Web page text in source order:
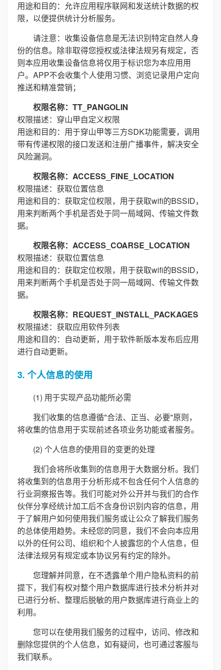
用途和目的：允许应用程序联网和发送统计数据的权
限，以便提供统计分析服务。
请注意：收集设备信息是无法识别特定自然人身
份的信息。除非取得您授权或法律法规另有规定，否
则本应用收集设备信息将仅用于标识您为本应用用
户。APP不会收集个人使用习惯、浏览记录用户定向
推送和精准营销；
权限名称：TT_PANGOLIN
权限描述：穿山甲自定义权限
用途和目的：用于穿山甲等三方SDK功能需要，调用
带有传递权限的接口发送和注册广播事件，解决安全
风险漏洞。
权限名称：ACCESS_FINE_LOCATION
权限描述：获取位置信息
用途和目的：获取定位权限，用于获取wifi的BSSID，
用来判断两个手机是否处于同一局域网、传输文件数
据。
权限名称：ACCESS_COARSE_LOCATION
权限描述：获取位置信息
用途和目的：获取定位权限，用于获取wifi的BSSID，
用来判断两个手机是否处于同一局域网、传输文件数
据。
权限名称：REQUEST_INSTALL_PACKAGES
权限描述：获取应用软件列表
用途和目的：自动更新，用于软件新版本发布后应用
进行自动更新。
3. 个人信息的使用
(1) 用于实现产品功能所必需
我们收集的信息遵循"合法、正当、必要"原则，
将收集的信息用于实现前述各项业务功能或者服务。
(2) 个人信息的使用目的变更的处理
我们会将所收集到的信息用于大数据分析。我们
将收集到的信息用于分析形成不包含任何个人信息的
行业洞察报告等。我们可能对外公开并与我们的合作
伙伴分享经统计加工后不含身份识别内容的信息，用
于了解用户如何使用我们服务或让公众了解我们服务
的总体使用趋势。未经您的同意，我们不会向本应用
以外的任何公司、组织和个人披露您的个人信息，但
法律法规另有规定或本协议另有约定的除外。
您理解并同意，在不透露单个用户隐私资料的前
提下，我们有权对整个用户数据库进行技术分析并对
已进行分析、整理后脱敏的用户数据库进行商业上的
利用。
您可以在使用我们服务的过程中，访问、修改和
删除您提供的个人信息，如有疑问，也可通过客服与
我们联系。